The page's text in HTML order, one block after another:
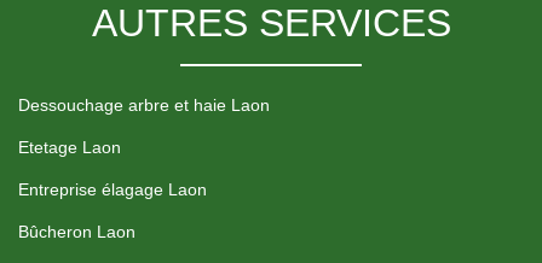
AUTRES SERVICES
Dessouchage arbre et haie Laon
Etetage Laon
Entreprise élagage Laon
Bûcheron Laon